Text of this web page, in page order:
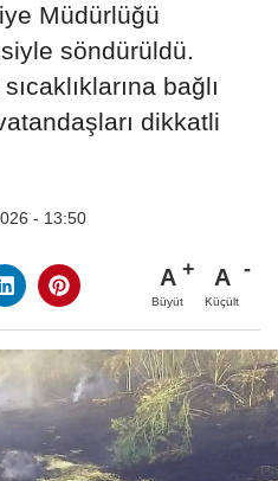
Müdürlüğü
söndürüldü.
bağlı
dikkatli
- 13:50
A
Büyüt
A
Küçült